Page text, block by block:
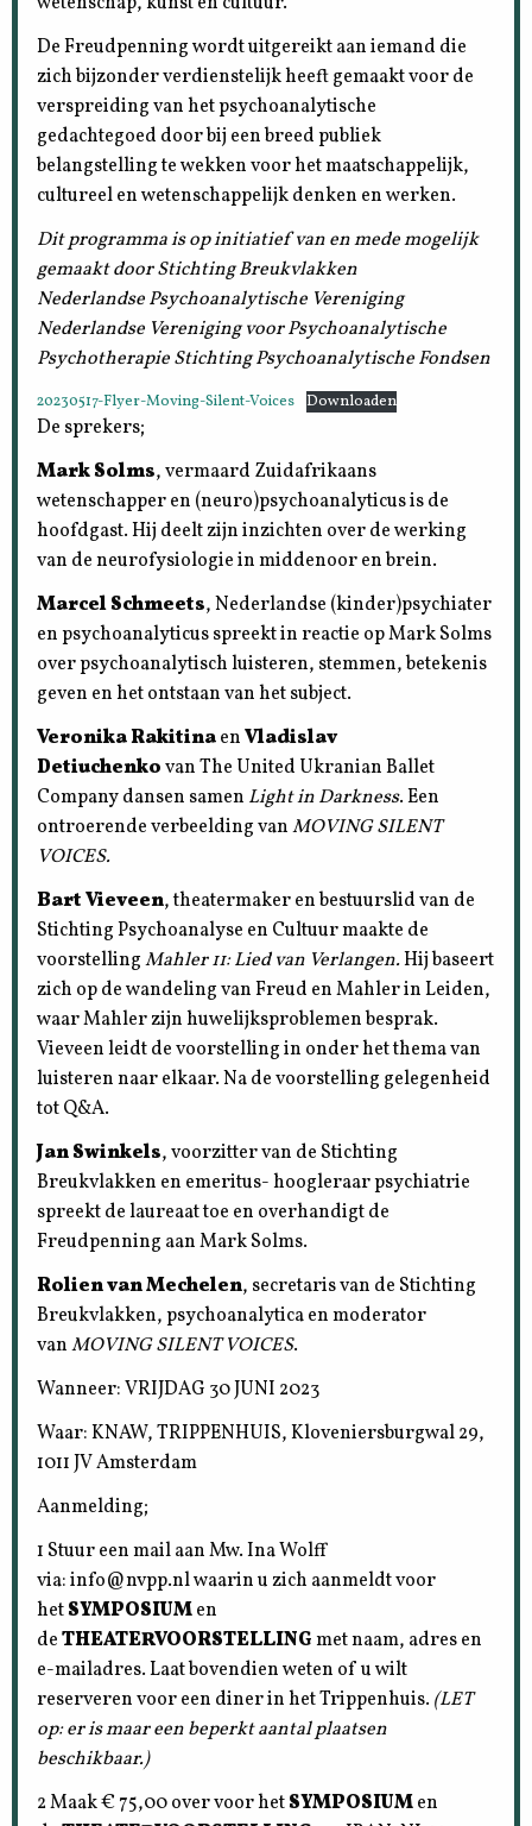
De Freudpenning wordt uitgereikt aan iemand die
zich bijzonder verdienstelijk heeft gemaakt voor de
verspreiding van het psychoanalytische
gedachtegoed door bij een breed publiek
belangstelling te wekken voor het maatschappelijk,
cultureel en wetenschappelijk denken en werken.
Dit programma is op initiatief van en mede mogelijk
gemaakt door Stichting Breukvlakken
Nederlandse Psychoanalytische Vereniging
Nederlandse Vereniging voor Psychoanalytische
Psychotherapie Stichting Psychoanalytische Fondsen
20230517-Flyer-Moving-Silent-Voices Downloaden
De sprekers;
Mark Solms, vermaard Zuidafrikaans
wetenschapper en (neuro)psychoanalyticus is de
hoofdgast. Hij deelt zijn inzichten over de werking
van de neurofysiologie in middenoor en brein.
Marcel Schmeets, Nederlandse (kinder)psychiater
en psychoanalyticus spreekt in reactie op Mark Solms
over psychoanalytisch luisteren, stemmen, betekenis
geven en het ontstaan van het subject.
Veronika RakitinaenVladislav
Detiuchenkovan The United Ukranian Ballet
Company dansen samen Light in Darkness. Een
ontroerende verbeelding vanMOVING SILENT
VOICES.
Bart Vieveen, theatermaker en bestuurslid van de
Stichting Psychoanalyse en Cultuur maakte de
voorstellingMahler 11: Lied van Verlangen.Hij baseert
zich op de wandeling van Freud en Mahler in Leiden,
waar Mahler zijn huwelijksproblemen besprak.
Vieveen leidt de voorstelling in onder het thema van
luisteren naar elkaar. Na de voorstelling gelegenheid
tot Q&A.
Jan Swinkels, voorzitter van de Stichting
Breukvlakken en emeritus- hoogleraar psychiatrie
spreekt de laureaat toe en overhandigt de
Freudpenning aan Mark Solms.
Rolien van Mechelen, secretaris van de Stichting
Breukvlakken, psychoanalytica en moderator
vanMOVING SILENT VOICES.
Wanneer: VRIJDAG 30 JUNI 2023
Waar: KNAW, TRIPPENHUIS, Kloveniersburgwal 29,
1011 JV Amsterdam
Aanmelding;
1 Stuur een mail aan Mw. Ina Wolff
via: info@nvpp.nl waarin u zich aanmeldt voor
hetSYMPOSIUMen
deTHEATERVOORSTELLINGmet naam, adres en
e-mailadres. Laat bovendien weten of u wilt
reserveren voor een diner in het Trippenhuis. (LET
op: er is maar een beperkt aantal plaatsen
beschikbaar.)
2 Maak € 75,00 over voor hetSYMPOSIUMen